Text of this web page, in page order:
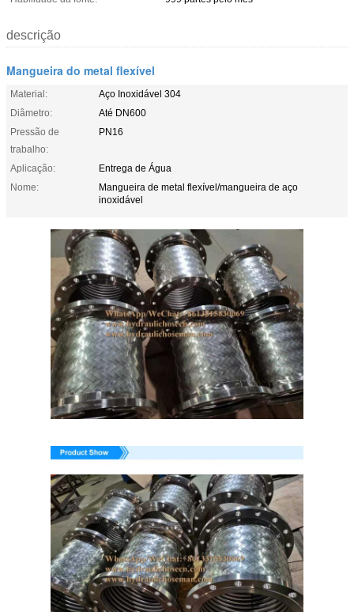
descrição
Mangueira do metal flexível
Material:
Aço Inoxidável 304
Diâmetro:
Até DN600
Pressão de
trabalho:
PN16
Aplicação:
Entrega de Água
Nome:
Mangueira de metal flexível/mangueira de aço
inoxidável